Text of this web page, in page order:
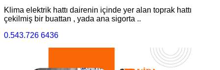
Klima elektrik hattı dairenin içinde yer alan toprak hattı
çekilmiş bir buattan , yada ana sigorta ..
0.543.726 6436